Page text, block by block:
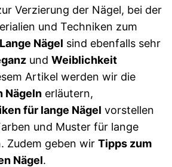
Verzierung der Nägel, bei der
und Techniken zum
Lange Nägel sind ebenfalls sehr
und Weiblichkeit
Artikel werden wir die
Nägeln erläutern,
für lange Nägel vorstellen
und Muster für lange
Zudem geben wir Tipps zum
Nägel.